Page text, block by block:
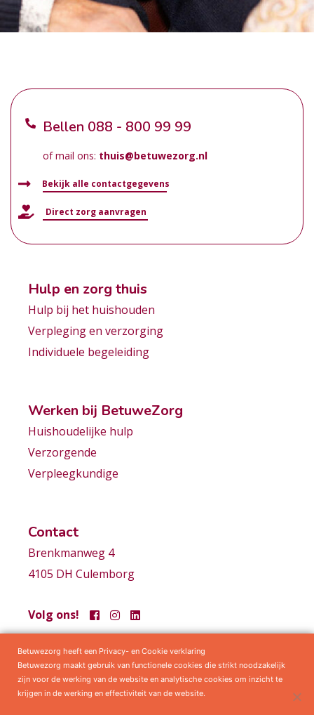
Bellen 088 - 800 99 99
of mail ons: thuis@betuwezorg.nl
Bekijk alle contactgegevens
Direct zorg aanvragen
Hulp en zorg thuis
Hulp bij het huishouden
Verpleging en verzorging
Individuele begeleiding
Werken bij BetuweZorg
Huishoudelijke hulp
Verzorgende
Verpleegkundige
Contact
Brenkmanweg 4
4105 DH Culemborg
Volg ons!
Samenwerkingen Privacy statement Algemene voorwaarden
Betuwezorg heeft een Privacy- en Cookie verklaring
Betuwezorg maakt gebruik van functionele cookies die strikt noodzakelijk
zijn voor de werking van de website en analytische cookies om inzicht te
krijgen in de werking en effectiviteit van de website.